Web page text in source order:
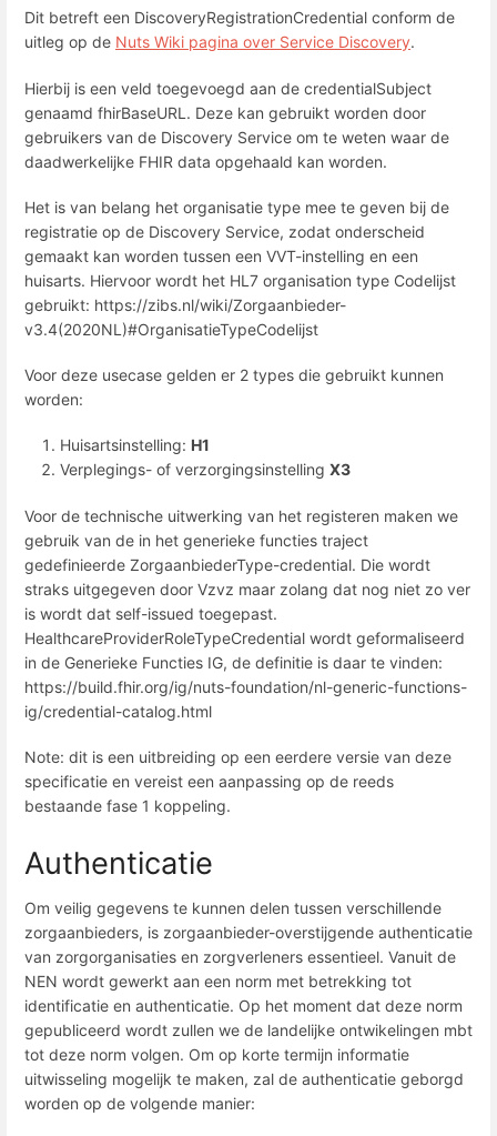
Dit betreft een DiscoveryRegistrationCredential conform de
uitleg op de Nuts Wiki pagina over Service Discovery.
Hierbij is een veld toegevoegd aan de credentialSubject
genaamd fhirBaseURL. Deze kan gebruikt worden door
gebruikers van de Discovery Service om te weten waar de
daadwerkelijke FHIR data opgehaald kan worden.
Het is van belang het organisatie type mee te geven bij de
registratie op de Discovery Service, zodat onderscheid
gemaakt kan worden tussen een VVT-instelling en een
huisarts. Hiervoor wordt het HL7 organisation type Codelijst
gebruikt: https://zibs.nl/wiki/Zorgaanbieder-
v3.4(2020NL)#OrganisatieTypeCodelijst
Voor deze usecase gelden er 2 types die gebruikt kunnen
worden:
Huisartsinstelling: H1
Verplegings- of verzorgingsinstelling X3
Voor de technische uitwerking van het registeren maken we
gebruik van de in het generieke functies traject
gedefinieerde ZorgaanbiederType-credential. Die wordt
straks uitgegeven door Vzvz maar zolang dat nog niet zo ver
is wordt dat self-issued toegepast.
HealthcareProviderRoleTypeCredential wordt geformaliseerd
in de Generieke Functies IG, de definitie is daar te vinden:
https://build.fhir.org/ig/nuts-foundation/nl-generic-functions-
ig/credential-catalog.html
Note: dit is een uitbreiding op een eerdere versie van deze
specificatie en vereist een aanpassing op de reeds
bestaande fase 1 koppeling.
Authenticatie
Om veilig gegevens te kunnen delen tussen verschillende
zorgaanbieders, is zorgaanbieder-overstijgende authenticatie
van zorgorganisaties en zorgverleners essentieel. Vanuit de
NEN wordt gewerkt aan een norm met betrekking tot
identificatie en authenticatie. Op het moment dat deze norm
gepubliceerd wordt zullen we de landelijke ontwikelingen mbt
tot deze norm volgen. Om op korte termijn informatie
uitwisseling mogelijk te maken, zal de authenticatie geborgd
worden op de volgende manier: